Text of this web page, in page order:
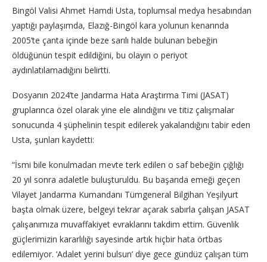
Bingöl Valisi Ahmet Hamdi Usta, toplumsal medya hesabından
yaptığı paylaşımda, Elazığ-Bingöl kara yolunun kenarında
2005’te çanta içinde beze sarılı halde bulunan bebeğin
öldüğünün tespit edildiğini, bu olayın o periyot
aydınlatılamadığını belirtti.
Dosyanın 2024’te Jandarma Hata Araştırma Timi (JASAT)
gruplarınca özel olarak yine ele alındığını ve titiz çalışmalar
sonucunda 4 şüphelinin tespit edilerek yakalandığını tabir eden
Usta, şunları kaydetti:
“İsmi bile konulmadan mevte terk edilen o saf bebeğin çığlığı
20 yıl sonra adaletle buluşturuldu. Bu başarıda emeği geçen
Vilayet Jandarma Kumandanı Tümgeneral Bilgihan Yeşilyurt
başta olmak üzere, belgeyi tekrar açarak sabırla çalışan JASAT
çalışanımıza muvaffakiyet evraklarını takdim ettim. Güvenlik
güçlerimizin kararlılığı sayesinde artık hiçbir hata örtbas
edilemiyor. ‘Adalet yerini bulsun’ diye gece gündüz çalışan tüm